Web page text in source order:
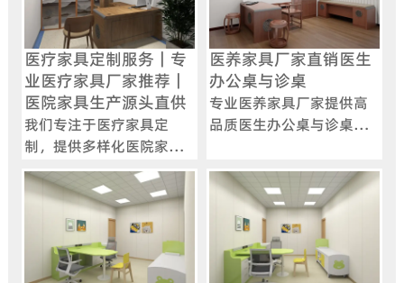
医疗家具定制服务｜专
业医疗家具厂家推荐｜
医院家具生产源头直供
我们专注于医疗家具定
制，提供多样化医院家具
生产方案。作为专业医疗
家具厂家，我们致力于满
足各类医疗机构对家具的
需求，涵盖导医台、护士
站等功能性家具的设计与
制造，确保产品质量与实
医养家具厂家直销医生
办公桌与诊桌
专业医养家具厂家提供高
品质医生办公桌与诊桌，
求，支持定制，打造舒适
高效诊疗空间。